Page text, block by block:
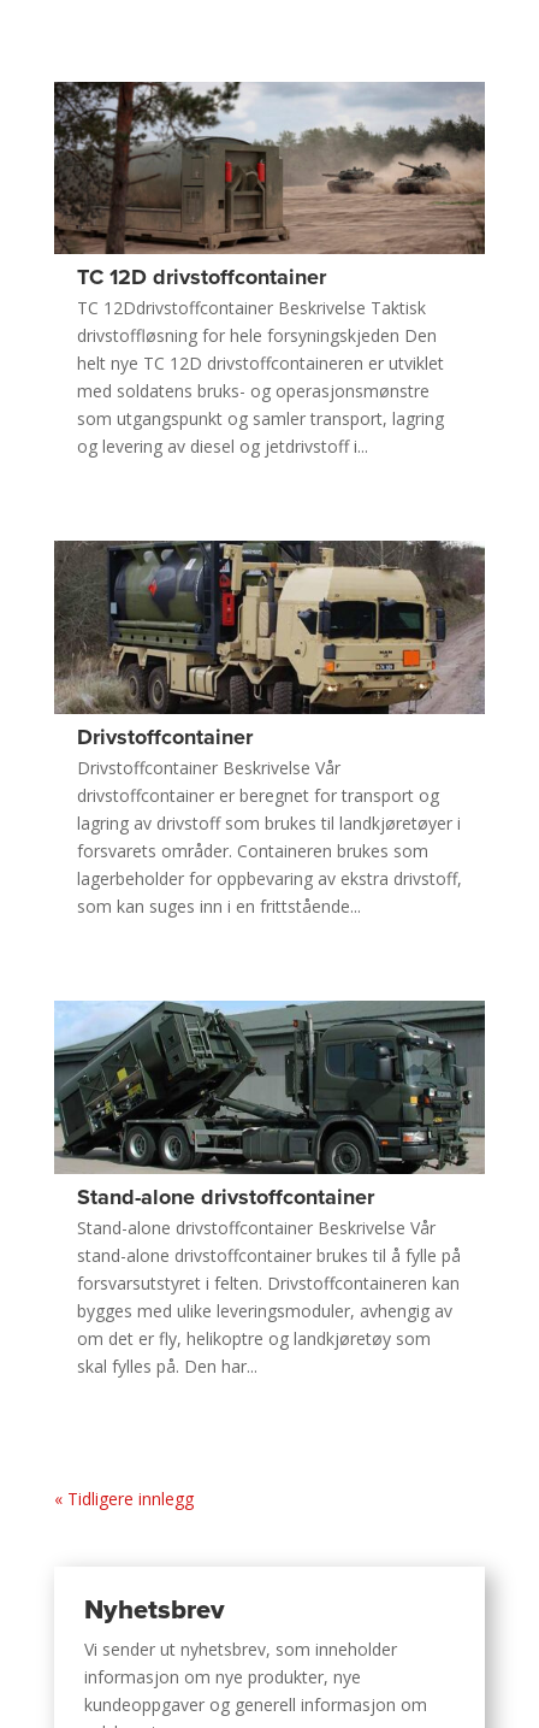
TC 12D drivstoffcontainer
TC 12Ddrivstoffcontainer Beskrivelse Taktisk
drivstoffløsning for hele forsyningskjeden Den
helt nye TC 12D drivstoffcontaineren er utviklet
med soldatens bruks- og operasjonsmønstre
som utgangspunkt og samler transport, lagring
og levering av diesel og jetdrivstoff i...
Drivstoffcontainer
Drivstoffcontainer Beskrivelse Vår
drivstoffcontainer er beregnet for transport og
lagring av drivstoff som brukes til landkjøretøyer i
forsvarets områder. Containeren brukes som
lagerbeholder for oppbevaring av ekstra drivstoff,
som kan suges inn i en frittstående...
Stand-alone drivstoffcontainer
Stand-alone drivstoffcontainer Beskrivelse Vår
stand-alone drivstoffcontainer brukes til å fylle på
forsvarsutstyret i felten. Drivstoffcontaineren kan
bygges med ulike leveringsmoduler, avhengig av
om det er fly, helikoptre og landkjøretøy som
skal fylles på. Den har...
« Tidligere innlegg
Nyhetsbrev
Vi sender ut nyhetsbrev, som inneholder
informasjon om nye produkter, nye
kundeoppgaver og generell informasjon om